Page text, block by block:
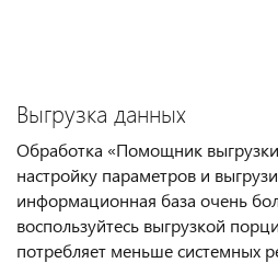
Выгрузка данных
Обработка «Помощник
настройку параметров и
информационная база очень
воспользуйтесь выгрузкой
потребляет меньше системных